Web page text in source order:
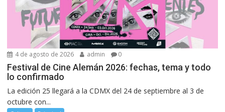
4 de agosto de 2026 admin 0
Festival de Cine Alemán 2026: fechas, tema y todo
lo confirmado
La edición 25 llegará a la CDMX del 24 de septiembre al 3 de
octubre con...